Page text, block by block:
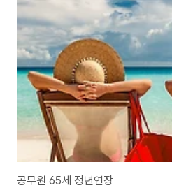
공무원 65세 정년연장